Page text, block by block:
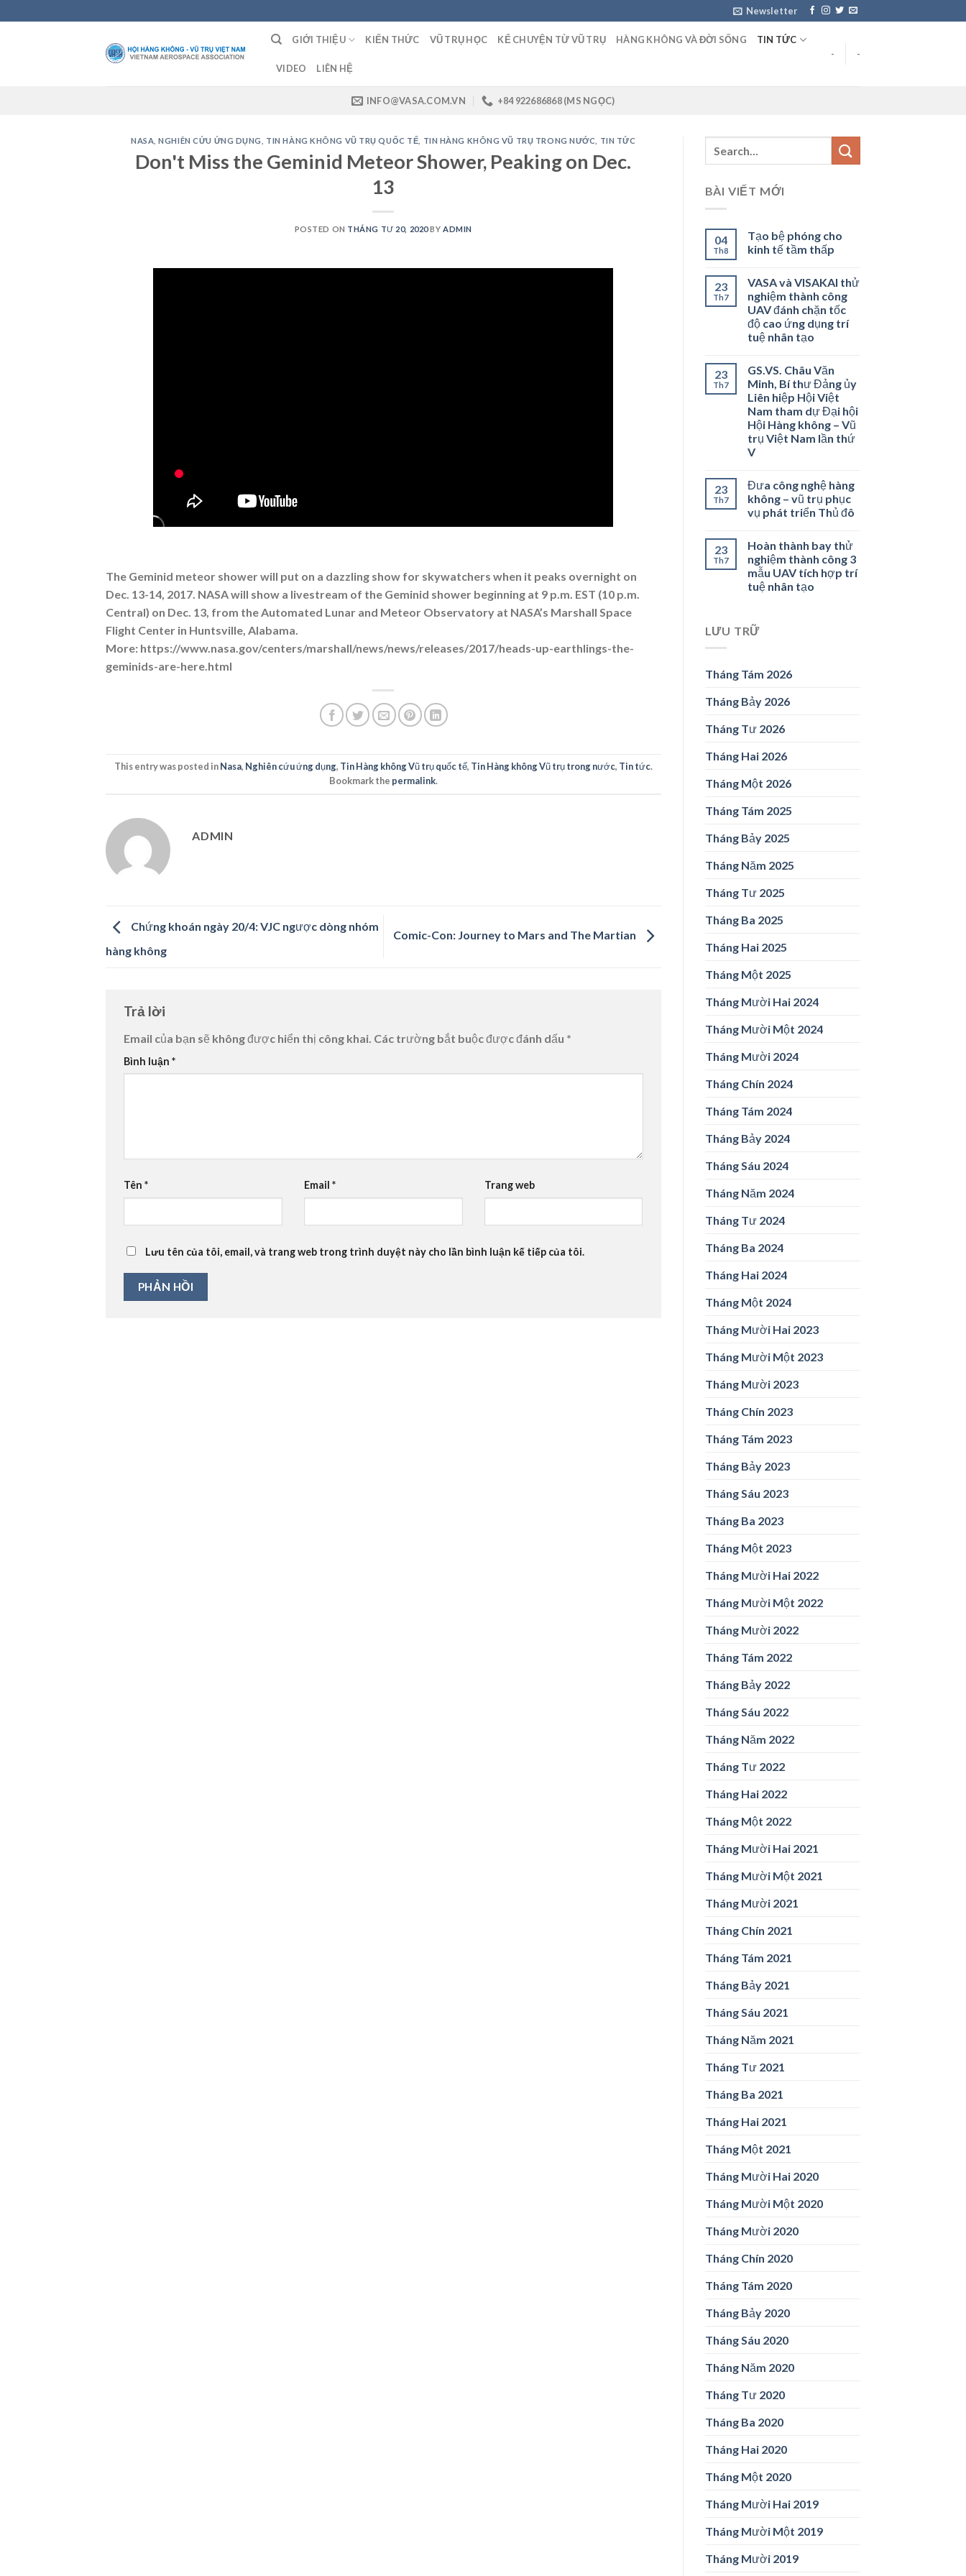
to
Newsletter
GIỚI THIỆU KIẾN THỨC VŨ TRỤ HỌC KỂ CHUYỆN TỪ VŨ TRỤ HÀNG KHÔNG VÀ ĐỜI SỐNG TIN TỨC
VIDEO LIÊN HỆ
- -
INFO@VASA.COM.VN +84 922686868 (MS NGỌC)
NASA ,NGHIÊN CỨU ỨNG DỤNG TIN HÀNG KHÔNG VŨ TRỤ QUỐC TẾ TIN HÀNG KHÔNG VŨ TRỤ TRONG NƯỚC TIN TỨC
Don't Miss the Geminid Meteor Shower, Peaking on Dec.
13
POSTED ON THÁNG TƯ 20, 2020BY ADMIN
The Geminid meteor shower will put on a dazzling show for skywatchers when it peaks overnight on
Dec. 13-14, 2017. NASA will show a livestream of the Geminid shower beginning at 9 p.m. EST (10 p.m.
Central) on Dec. 13, from the Automated Lunar and Meteor Observatory at NASA’s Marshall Space
Flight Center in Huntsville, Alabama.
More: https://www.nasa.gov/centers/marshall/news/news/releases/2017/heads-up-earthlings-the-
geminids-are-here.html
This entry was posted inNasa, Nghiên cứu ứng dụng, Tin Hàng không Vũ trụ quốc tế, Tin Hàng không Vũ trụ trong nước, Tin tức.
Bookmark the permalink.
ADMIN
Chứng khoán ngày 20/4: VJC ngược dòng nhóm
hàng không
Comic-Con: Journey to Mars and The Martian
Trả lời
Email của bạn sẽ không được hiển thị công khai. Các trường bắt buộc được đánh dấu *
Bình luận *
Tên * Email * Trang web
Lưu tên của tôi, email, và trang web trong trình duyệt này cho lần bình luận kế tiếp của tôi.
BÀI VIẾT MỚI
04
Th8
Tạo bệ phóng cho
kinh tế tầm thấp
23
Th7
VASA và VISAKAI thử
nghiệm thành công
UAV đánh chặn tốc
độ cao ứng dụng trí
tuệ nhân tạo
23
Th7
GS.VS. Châu Văn
Minh, Bí thư Đảng ủy
Liên hiệp Hội Việt
Nam tham dự Đại hội
Hội Hàng không – Vũ
trụ Việt Nam lần thứ
V
23
Th7
Đưa công nghệ hàng
không – vũ trụ phục
vụ phát triển Thủ đô
23
Th7
Hoàn thành bay thử
nghiệm thành công 3
mẫu UAV tích hợp trí
tuệ nhân tạo
LƯU TRỮ
Tháng Tám 2026
Tháng Bảy 2026
Tháng Tư 2026
Tháng Hai 2026
Tháng Một 2026
Tháng Tám 2025
Tháng Bảy 2025
Tháng Năm 2025
Tháng Tư 2025
Tháng Ba 2025
Tháng Hai 2025
Tháng Một 2025
Tháng Mười Hai 2024
Tháng Mười Một 2024
Tháng Mười 2024
Tháng Chín 2024
Tháng Tám 2024
Tháng Bảy 2024
Tháng Sáu 2024
Tháng Năm 2024
Tháng Tư 2024
Tháng Ba 2024
Tháng Hai 2024
Tháng Một 2024
Tháng Mười Hai 2023
Tháng Mười Một 2023
Tháng Mười 2023
Tháng Chín 2023
Tháng Tám 2023
Tháng Bảy 2023
Tháng Sáu 2023
Tháng Ba 2023
Tháng Một 2023
Tháng Mười Hai 2022
Tháng Mười Một 2022
Tháng Mười 2022
Tháng Tám 2022
Tháng Bảy 2022
Tháng Sáu 2022
Tháng Năm 2022
Tháng Tư 2022
Tháng Hai 2022
Tháng Một 2022
Tháng Mười Hai 2021
Tháng Mười Một 2021
Tháng Mười 2021
Tháng Chín 2021
Tháng Tám 2021
Tháng Bảy 2021
Tháng Sáu 2021
Tháng Năm 2021
Tháng Tư 2021
Tháng Ba 2021
Tháng Hai 2021
Tháng Một 2021
Tháng Mười Hai 2020
Tháng Mười Một 2020
Tháng Mười 2020
Tháng Chín 2020
Tháng Tám 2020
Tháng Bảy 2020
Tháng Sáu 2020
Tháng Năm 2020
Tháng Tư 2020
Tháng Ba 2020
Tháng Hai 2020
Tháng Một 2020
Tháng Mười Hai 2019
Tháng Mười Một 2019
Tháng Mười 2019